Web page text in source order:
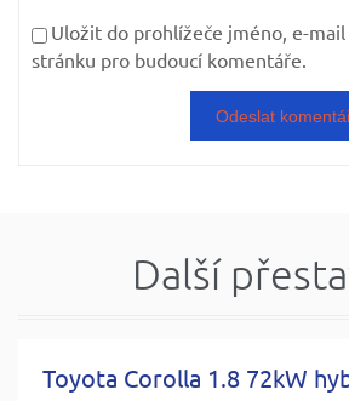
Uložit do prohlížeče jméno, e-
stránku pro budoucí komentáře.
Další
Toyota Corolla 1.8 72kW